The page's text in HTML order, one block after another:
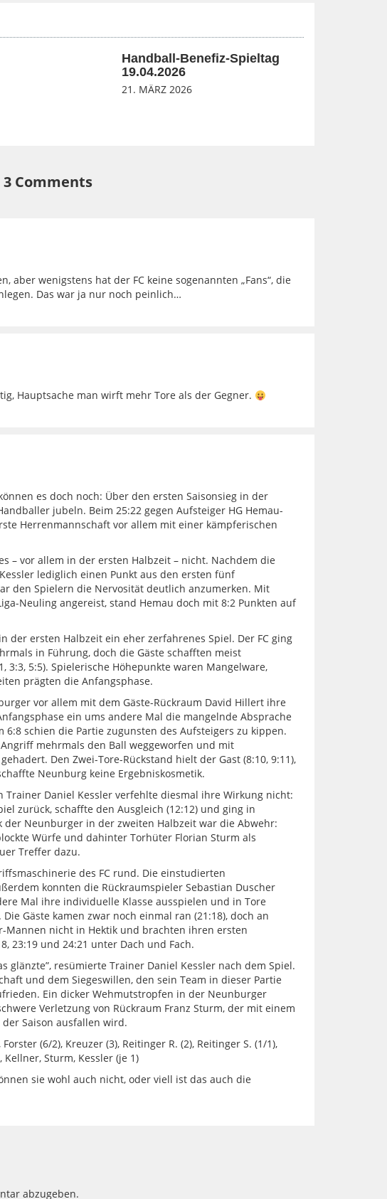
Handball-Benefiz-Spieltag
19.04.2026
21. MÄRZ 2026
3 Comments
aber wenigstens hat der FC keine sogenannten „Fans“, die
Das war ja nur noch peinlich…
Hauptsache man wirft mehr Tore als der Gegner.
es doch noch: Über den ersten Saisonsieg in der
jubeln. Beim 25:22 gegen Aufsteiger HG Hemau-
Herrenmannschaft vor allem mit einer kämpferischen
– vor allem in der ersten Halbzeit – nicht. Nachdem die
lediglich einen Punkt aus den ersten fünf
den Spielern die Nervosität deutlich anzumerken. Mit
Neuling angereist, stand Hemau doch mit 8:2 Punkten auf
der ersten Halbzeit ein eher zerfahrenes Spiel. Der FC ging
in Führung, doch die Gäste schafften meist
3:3, 5:5). Spielerische Höhepunkte waren Mangelware,
prägten die Anfangsphase.
vor allem mit dem Gäste-Rückraum David Hillert ihre
ein ums andere Mal die mangelnde Absprache
6:8 schien die Partie zugunsten des Aufsteigers zu kippen.
mehrmals den Ball weggeworfen und mit
Den Zwei-Tore-Rückstand hielt der Gast (8:10, 9:11),
Neunburg keine Ergebniskosmetik.
Trainer Daniel Kessler verfehlte diesmal ihre Wirkung nicht:
zurück, schaffte den Ausgleich (12:12) und ging in
der Neunburger in der zweiten Halbzeit war die Abwehr:
Würfe und dahinter Torhüter Florian Sturm als
Treffer dazu.
des FC rund. Die einstudierten
konnten die Rückraumspieler Sebastian Duscher
Mal ihre individuelle Klasse ausspielen und in Tore
Die Gäste kamen zwar noch einmal ran (21:18), doch an
Mannen nicht in Hektik und brachten ihren ersten
23:19 und 24:21 unter Dach und Fach.
glänzte”, resümierte Trainer Daniel Kessler nach dem Spiel.
und dem Siegeswillen, den sein Team in dieser Partie
Ein dicker Wehmutstropfen in der Neunburger
Verletzung von Rückraum Franz Sturm, der mit einem
Saison ausfallen wird.
(6/2), Kreuzer (3), Reitinger R. (2), Reitinger S. (1/1),
Kellner, Sturm, Kessler (je 1)
sie wohl auch nicht, oder viell ist das auch die
abzugeben.